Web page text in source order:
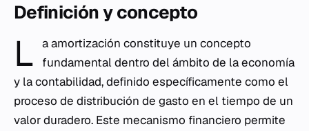
Definición y concepto
L a amortización constituye un concepto
fundamental dentro del ámbito de la economía
y la contabilidad, definido específicamente como el
proceso de distribución de gasto en el tiempo de un
valor duradero. Este mecanismo financiero permite